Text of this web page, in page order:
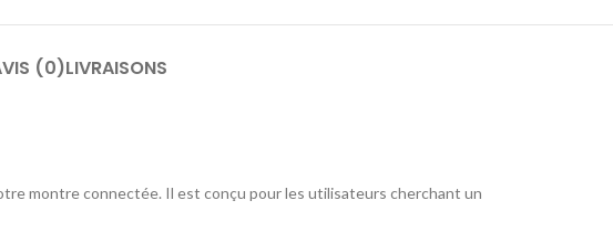
(0)LIVRAISONS
montre connectée. Il est conçu pour les utilisateurs cherchant un